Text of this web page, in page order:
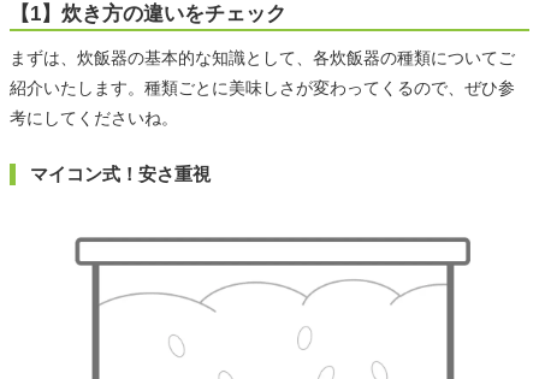
【1】炊き方の違いをチェック
まずは、炊飯器の基本的な知識として、各炊飯器の種類についてご
紹介いたします。種類ごとに美味しさが変わってくるので、ぜひ参
考にしてくださいね。
マイコン式！安さ重視